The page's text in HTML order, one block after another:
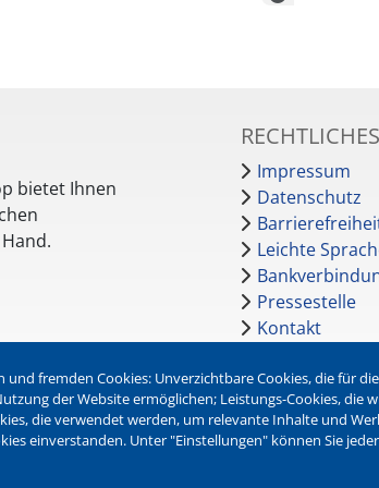
bietet Ihnen
Impressum
Datenschutz
Leichte
Pressestelle
Kontakt
NEWSLETTER
Jetzt die
abonnieren:
fremden Cookies: Unverzichtbare Cookies, die für
der Website ermöglichen; Leistungs-Cookies, die
die verwendet werden, um relevante Inhalte und
einverstanden. Unter "Einstellungen" können Sie